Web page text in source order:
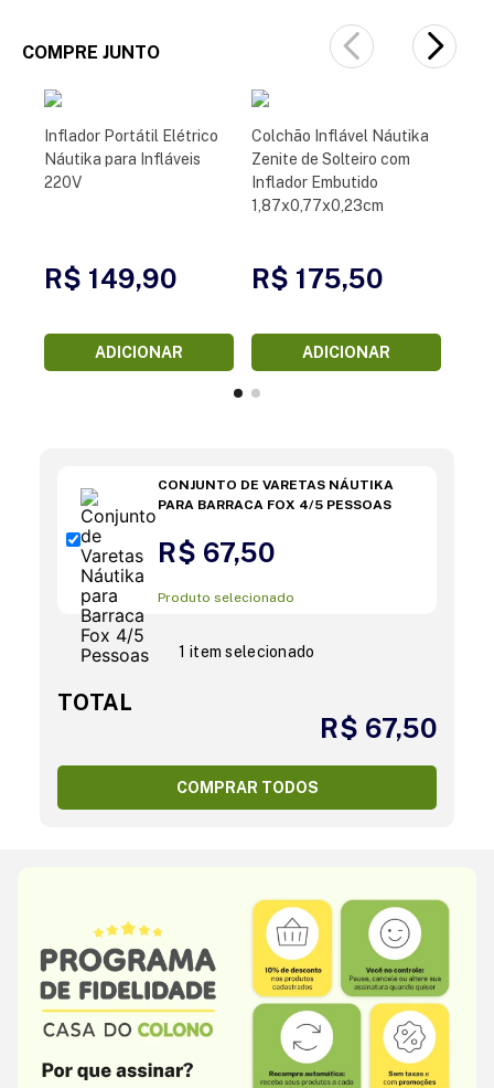
COMPRE JUNTO
Inflador Portátil Elétrico
Náutika para Infláveis
220V
R$ 149,90
ADICIONAR
Colchão Inflável Náutika
Zenite de Solteiro com
Inflador Embutido
1,87x0,77x0,23cm
R$ 175,50
ADICIONAR
CONJUNTO DE VARETAS NÁUTIKA
PARA BARRACA FOX 4/5 PESSOAS
R$ 67,50
Produto selecionado
1 item selecionado
TOTAL
R$ 67,50
COMPRAR TODOS